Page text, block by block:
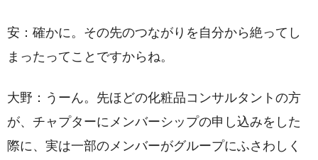
安：確かに。その先のつながりを自分から絶ってし
まったってことですからね。
大野：うーん。先ほどの化粧品コンサルタントの方
が、チャプターにメンバーシップの申し込みをした
際に、実は一部のメンバーがグループにふさわしく